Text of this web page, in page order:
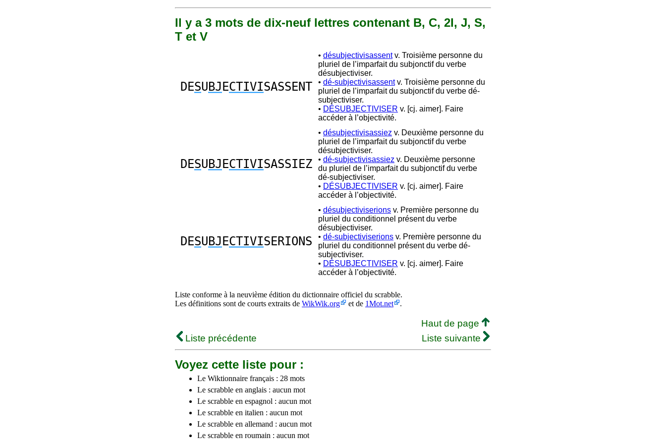
Il y a 3 mots de dix-neuf lettres contenant B, C, 2I, J, S,
T et V
DESUBJ ECTIVISASSENT
• désubjectivisassentv. Troisième personne du
pluriel de l’imparfait du subjonctif du verbe
désubjectiviser.
• dé-subjectivisassentv. Troisième personne du
pluriel de l’imparfait du subjonctif du verbe dé-
subjectiviser.
• DÉSUBJECTIVISER v. [cj. aimer]. Faire
accéder à l’objectivité.
DESUBJ ECTIVISASSIEZ
• désubjectivisassiez v. Deuxième personne du
pluriel de l’imparfait du subjonctif du verbe
désubjectiviser.
• dé-subjectivisassiez v. Deuxième personne
du pluriel de l’imparfait du subjonctif du verbe
dé-subjectiviser.
• DÉSUBJECTIVISER v. [cj. aimer]. Faire
accéder à l’objectivité.
DESUBJ ECTIVISERIONS
• désubjectiviserions v. Première personne du
pluriel du conditionnel présent du verbe
désubjectiviser.
• dé-subjectiviserions v. Première personne du
pluriel du conditionnel présent du verbe dé-
subjectiviser.
• DÉSUBJECTIVISER v. [cj. aimer]. Faire
accéder à l’objectivité.
Liste conforme à la neuvième édition du dictionnaire officiel du scrabble.
Les définitions sont de courts extraits de WikWik.org et de 1Mot.net .
Haut de page
Liste précédente
Liste suivante
Voyez cette liste pour :
Le Wiktionnaire français : 28 mots
Le scrabble en anglais : aucun mot
Le scrabble en espagnol : aucun mot
Le scrabble en italien : aucun mot
Le scrabble en allemand : aucun mot
Le scrabble en roumain : aucun mot